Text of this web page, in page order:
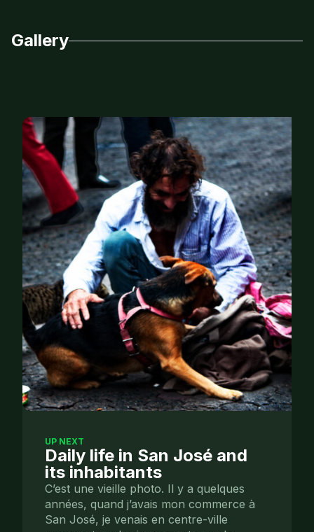
Gallery
UP NEXT
Daily life in San José and
its inhabitants
C’est une vieille photo. Il y a quelques
années, quand j’avais mon commerce à
San José, je venais en centre-ville